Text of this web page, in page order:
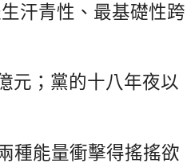
汗青性、最基礎性跨
元；黨的十八年夜以
種能量衝擊得搖搖欲